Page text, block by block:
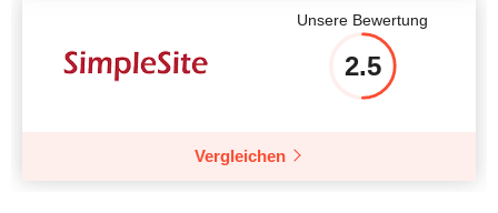
Unsere Bewertung
2.5
Vergleichen